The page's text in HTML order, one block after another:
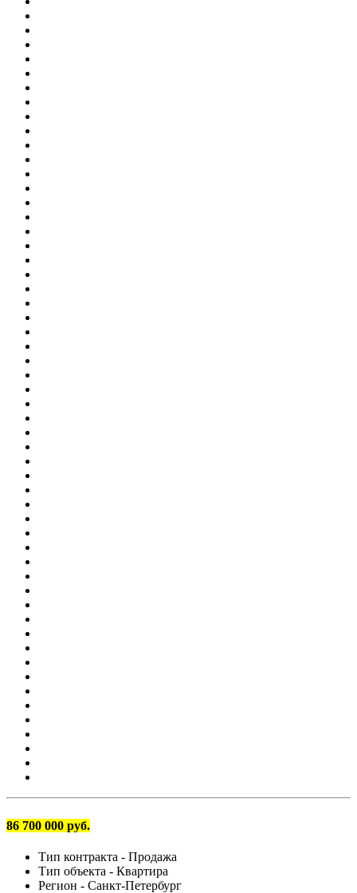
86 700 000 руб.
Тип контракта - Продажа
Тип объекта - Квартира
Регион - Санкт-Петербург